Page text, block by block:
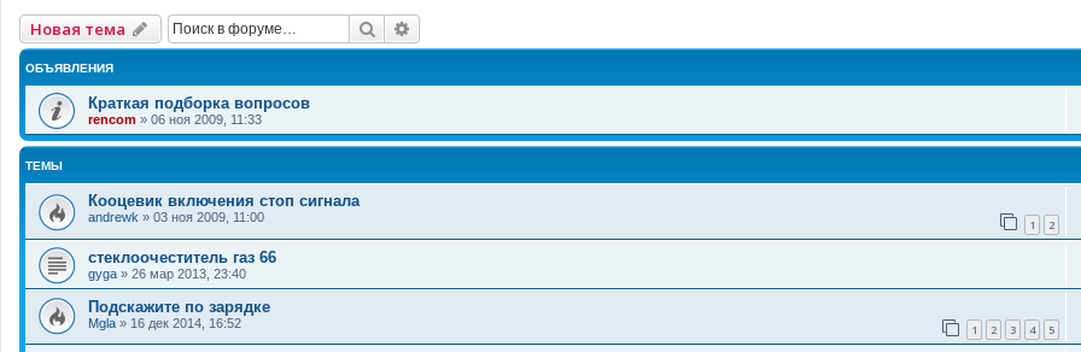
Новая тема Поиск
ОБЪЯВЛЕНИЯ
Краткая подборка вопросов
rencom » 06 ноя 2009, 11:33
ТЕМЫ
Кооцевик включения стоп сигнала
andrewk » 03 ноя 2009, 11:00 1 2
стеклоочеститель газ 66
gyga » 26 мар 2013, 23:40
Подскажите по зарядке
Mgla » 16 дек 2014, 16:52 1 2 3 4 5